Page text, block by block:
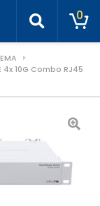
0
10G Combo RJ45